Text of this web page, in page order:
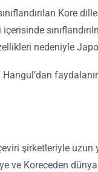
Kore
nedeniyle
şirketleriyle
ve Koreceden